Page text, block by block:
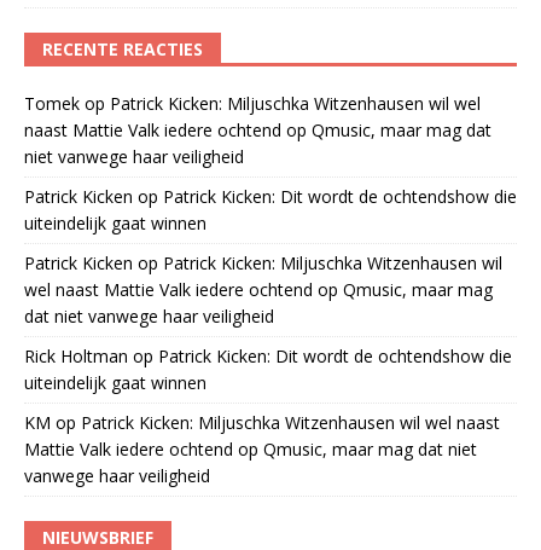
RECENTE REACTIES
Tomek op Patrick Kicken: Miljuschka Witzenhausen wil wel
naast Mattie Valk iedere ochtend op Qmusic, maar mag dat
niet vanwege haar veiligheid
Patrick Kicken op Patrick Kicken: Dit wordt de ochtendshow die
uiteindelijk gaat winnen
Patrick Kicken op Patrick Kicken: Miljuschka Witzenhausen wil
wel naast Mattie Valk iedere ochtend op Qmusic, maar mag
dat niet vanwege haar veiligheid
Rick Holtman op Patrick Kicken: Dit wordt de ochtendshow die
uiteindelijk gaat winnen
KM op Patrick Kicken: Miljuschka Witzenhausen wil wel naast
Mattie Valk iedere ochtend op Qmusic, maar mag dat niet
vanwege haar veiligheid
NIEUWSBRIEF